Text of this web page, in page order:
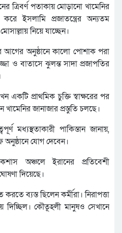
ত্রিবর্ণ পতাকায় মোড়ানো খামেনির
ইসলামি প্রজাতন্ত্রের অন্যতম
নিয়ে যাচ্ছেন।
আগের অনুষ্ঠানে কালো পোশাক পরা
ও বাতাসে ঝুলন্ত সাদা প্রজাপতির
একটি প্রাথমিক চুক্তি স্বাক্ষরের পর
জানাজার প্রস্তুতি চলছে।
মধ্যস্থতাকারী পাকিস্তান জানায়,
অনুষ্ঠানে যোগ দেবেন।
অঞ্চলে ইরানের প্রতিবেশী
দিয়েছে।
করতে ব্যস্ত ছিলেন কর্মীরা। নিরাপত্তা
দিচ্ছিল। কৌতূহলী মানুষও সেখানে